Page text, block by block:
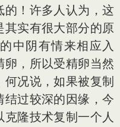
的！许多人认为，这
其实有很大部分的原
中阴有情来相应入
卵，所以受精卵当然
况说，如果被复制
结过较深的因缘，今
隆技术复制一个人